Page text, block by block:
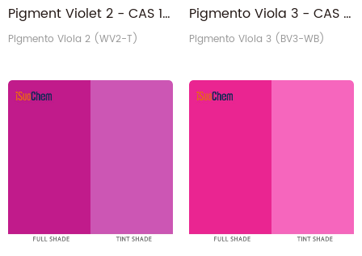
Pigment Violet 2 - CAS 1326-04-1 Toner resistente alla luce Produttore di pigmenti PV2
Pigmento Viola 2 (WV2-T)
Pigmento Viola 3 - CAS 1325-82-2 Fabbrica di pigmenti organici PV3 a base d'acqua
Pigmento Viola 3 (BV3-WB)